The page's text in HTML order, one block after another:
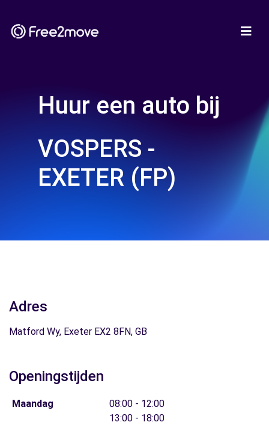
Huur een auto bij
VOSPERS -
EXETER (FP)
Adres
Matford Wy, Exeter EX2 8FN, GB
Openingstijden
Maandag
08:00 - 12:00
13:00 - 18:00